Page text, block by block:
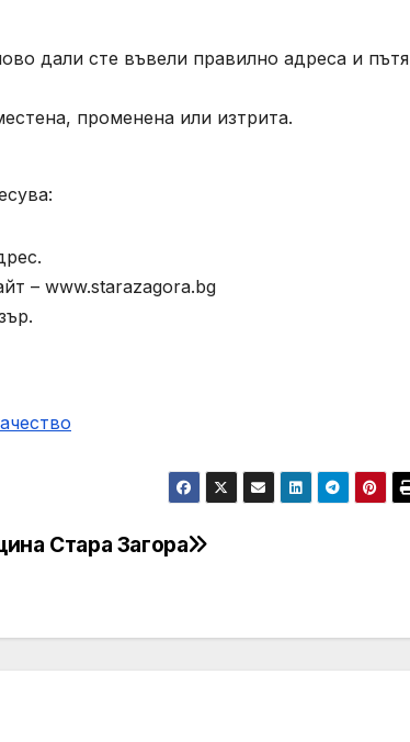
дали сте въвели правилно адреса и пътя
променена или изтрита.
– www.starazagora.bg
Стара Загора